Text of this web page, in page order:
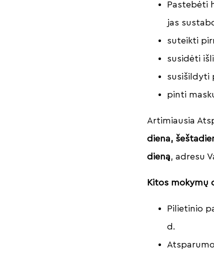
Pastebėti
jas
suteikti
susidėti
susišildyti
pinti
Artimiausia
diena,
dieną, adresu
Kitos mokymų
Pilietinio
d.